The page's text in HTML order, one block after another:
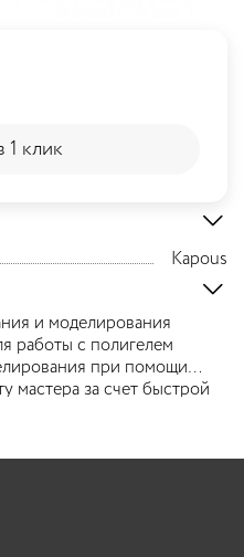
Kapous
и моделирования
работы с полигелем
при помощи
мастера за счет быстрой
Легко можно
точного подбора под
1 клик
1 клик